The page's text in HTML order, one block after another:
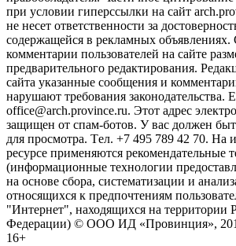
при условии гиперссылки на сайт
не несет ответственности за
содержащейся в рекламных
комментарии пользователей на сайте
предварительного редактирования.
сайта указанные сообщения и
нарушают требования законодательства.
office@arch.province.ru. Этот адрес
защищен от спам-ботов. У вас должен
для просмотра. Tел. +7 495 789 42 70.
ресурсе применяются рекомендательные
(информационные технологии
на основе сбора, систематизации и
относящихся к предпочтениям
"Интернет", находящихся на территории
Федерации) © ООО ИД «Провинция»,
16+